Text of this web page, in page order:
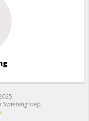
Swietengroep
.